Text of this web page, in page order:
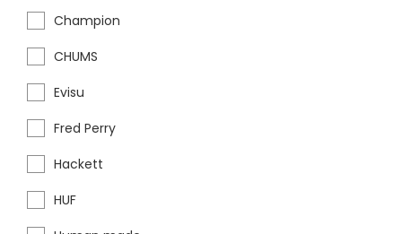
Champion
CHUMS
Evisu
Fred Perry
Hackett
HUF